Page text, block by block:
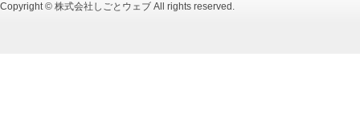
Copyright © 株式会社しごとウェブ All rights reserved.